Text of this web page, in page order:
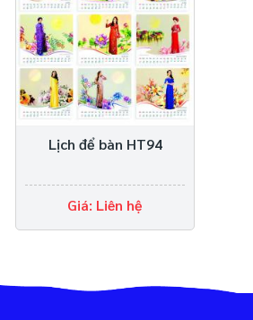
Lịch để bàn HT94
Giá: Liên hệ